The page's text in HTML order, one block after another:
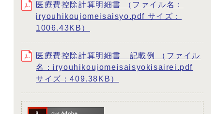
医療費控除計算明細書 （ファイル名：
iryouhikoujomeisaisyo.pdf サイズ：
1006.43KB）
医療費控除計算明細書 記載例 （ファイル
名：iryouhikoujomeisaisyokisairei.pdf
サイズ：409.38KB）